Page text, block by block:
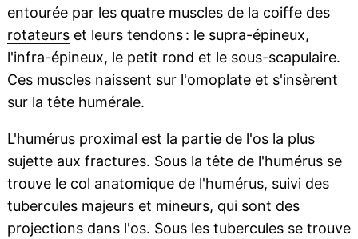
entourée par les quatre muscles de la coiffe des
rotateurset leurs tendons : le supra-épineux,
l'infra-épineux, le petit rond et le sous-scapulaire.
Ces muscles naissent sur l'omoplate et s'insèrent
sur la tête humérale.
L'humérus proximal est la partie de l'os la plus
sujette aux fractures. Sous la tête de l'humérus se
trouve le col anatomique de l'humérus, suivi des
tubercules majeurs et mineurs, qui sont des
projections dans l'os. Sous les tubercules se trouve